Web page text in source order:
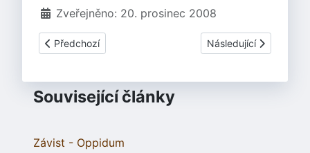
Zveřejněno: 20. prosinec 2008
Předchozí článek: Regionální muzeum K. A. Polánka Žatec
Předchozí Další článek: Mšecké
Následující
Související články
Závist - Oppidum